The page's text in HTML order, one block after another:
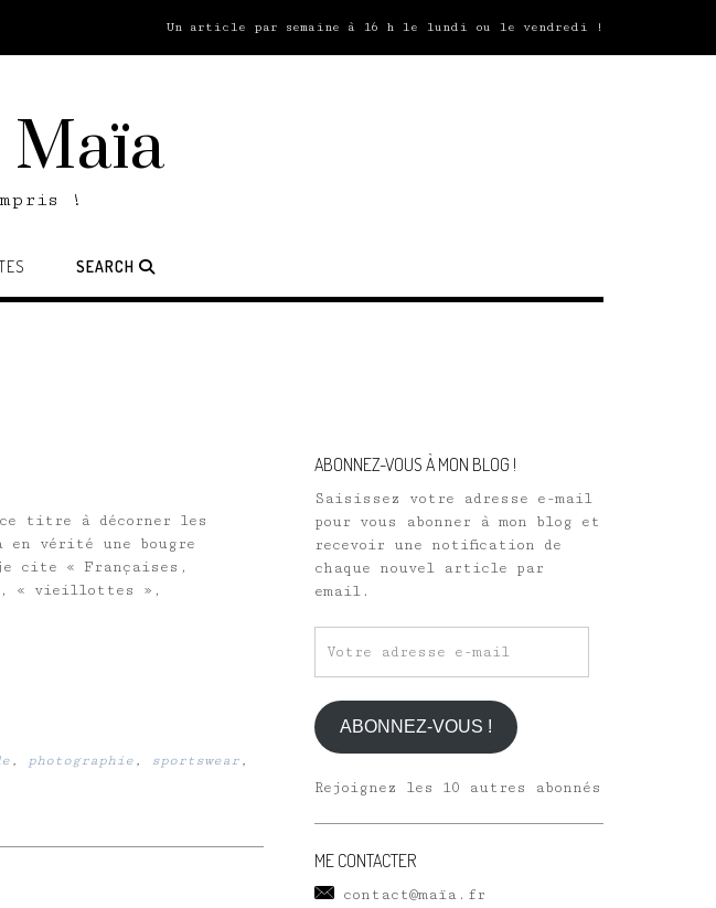
Un article par semaine à 16 h le lundi ou le vendredi !
Maïa
!
SEARCH
ce titre à décorner les
vérité une bougre
cite « Françaises,
», « vieillottes »,
, photographie , sportswear ,
ABONNEZ-VOUS À MON BLOG !
Saisissez votre adresse e-mail
pour vous abonner à mon blog et
recevoir une notification de
chaque nouvel article par
email.
adresse
e-
mail
ABONNEZ-VOUS !
Rejoignez les 10 autres abonnés
ME CONTACTER
contact@maïa.fr